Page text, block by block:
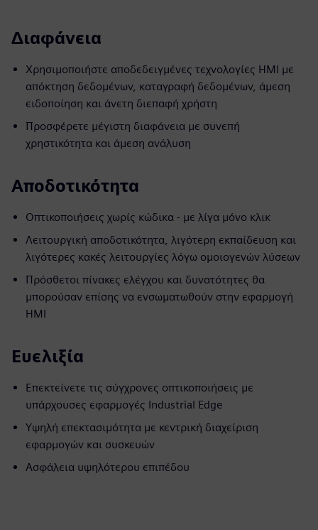
Διαφάνεια
Χρησιμοποιήστε αποδεδειγμένες τεχνολογίες HMI με
απόκτηση δεδομένων, καταγραφή δεδομένων, άμεση
ειδοποίηση και άνετη διεπαφή χρήστη
Προσφέρετε μέγιστη διαφάνεια με συνεπή
χρηστικότητα και άμεση ανάλυση
Αποδοτικότητα
Οπτικοποιήσεις χωρίς κώδικα - με λίγα μόνο κλικ
Λειτουργική αποδοτικότητα, λιγότερη εκπαίδευση και
λιγότερες κακές λειτουργίες λόγω ομοιογενών λύσεων
Πρόσθετοι πίνακες ελέγχου και δυνατότητες θα
μπορούσαν επίσης να ενσωματωθούν στην εφαρμογή
HMI
Ευελιξία
Επεκτείνετε τις σύγχρονες οπτικοποιήσεις με
υπάρχουσες εφαρμογές Industrial Edge
Υψηλή επεκτασιμότητα με κεντρική διαχείριση
εφαρμογών και συσκευών
Ασφάλεια υψηλότερου επιπέδου